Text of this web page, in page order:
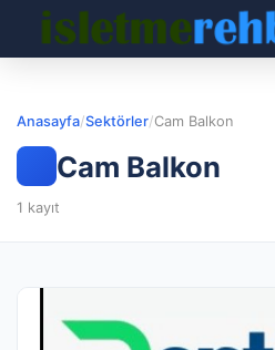
Anasayfa/Sektörler/Cam Balkon
Cam Balkon
1 kayıt